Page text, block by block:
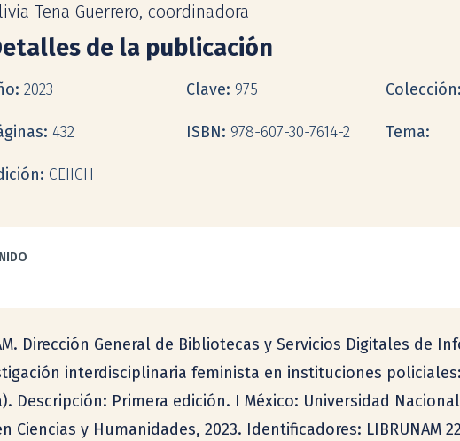
Tena Guerrero, coordinadora
de la publicación
2023
432
CEIICH
Clave: 975
ISBN: 978-607-30-7614-2
Colección:
Tema:
Dirección General de Bibliotecas y Servicios Digitales de
interdisciplinaria feminista en instituciones
Descripción: Primera edición. I México: Universidad
y Humanidades, 2023. Identificadores: LIBRUNAM